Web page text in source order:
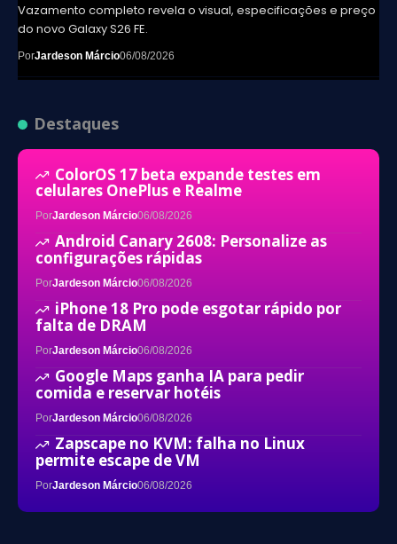
Vazamento completo revela o visual, especificações e preço
do novo Galaxy S26 FE.
PorJardeson Márcio06/08/2026
Destaques
ColorOS 17 beta expande testes em
celulares OnePlus e Realme
PorJardeson Márcio06/08/2026
Android Canary 2608: Personalize as
configurações rápidas
PorJardeson Márcio06/08/2026
iPhone 18 Pro pode esgotar rápido por
falta de DRAM
PorJardeson Márcio06/08/2026
Google Maps ganha IA para pedir
comida e reservar hotéis
PorJardeson Márcio06/08/2026
Zapscape no KVM: falha no Linux
permite escape de VM
PorJardeson Márcio06/08/2026